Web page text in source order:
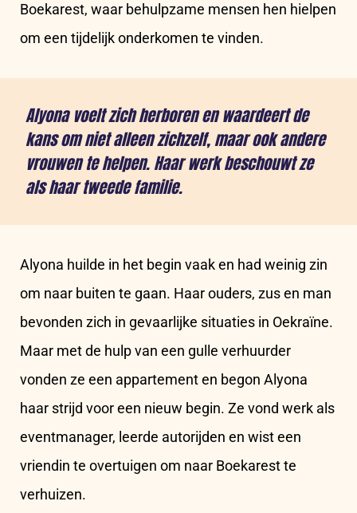
Boekarest, waar behulpzame mensen hen hielpen
om een tijdelijk onderkomen te vinden.
Alyona voelt zich herboren en waardeert de
kans om niet alleen zichzelf, maar ook andere
vrouwen te helpen. Haar werk beschouwt ze
als haar tweede familie.
Alyona huilde in het begin vaak en had weinig zin
om naar buiten te gaan. Haar ouders, zus en man
bevonden zich in gevaarlijke situaties in Oekraïne.
Maar met de hulp van een gulle verhuurder
vonden ze een appartement en begon Alyona
haar strijd voor een nieuw begin. Ze vond werk als
eventmanager, leerde autorijden en wist een
vriendin te overtuigen om naar Boekarest te
verhuizen.